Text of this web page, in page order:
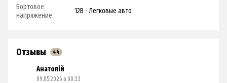
Бортовое
напряжение
12В - Легковые авто
Отзывы 44
Анатолій
09.05.2026 в 00:33